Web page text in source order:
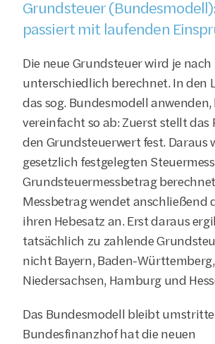
Grundsteuer
passiert mit laufenden
Die neue Grundsteuer wird je
unterschiedlich berechnet. In den
das sog. Bundesmodell
vereinfacht so ab: Zuerst stellt das
den Grundsteuerwert fest. Daraus
gesetzlich festgelegten
Grundsteuermessbetrag
Messbetrag wendet anschließend
ihren Hebesatz an. Erst daraus
tatsächlich zu zahlende
nicht Bayern, Baden-Württemberg,
Niedersachsen, Hamburg und
Das Bundesmodell bleibt
Bundesfinanzhof hat die neuen